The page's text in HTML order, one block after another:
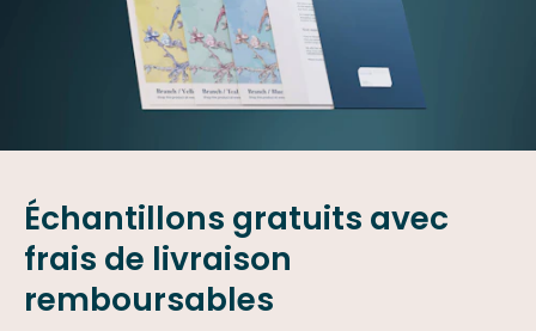
Échantillons gratuits avec
frais de livraison
remboursables